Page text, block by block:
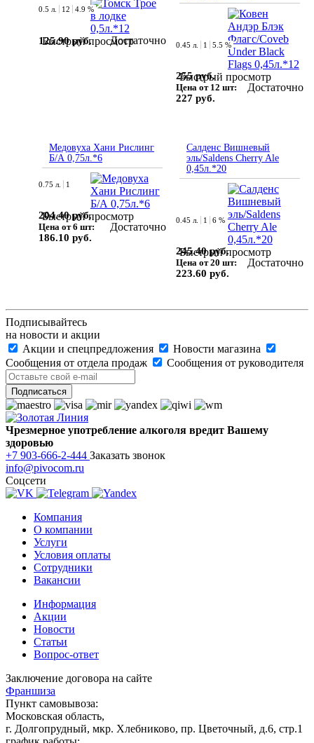
Быстрый просмотр
0.5 л. 12 4.9 %
125.90 руб. Достаточно
Быстрый просмотр
0.45 л. 1 5.5 %
255 руб.
Цена от 12 шт:
227 руб.
Достаточно
Медовуха Хани Рислинг
Б/А 0,75л.*6
Быстрый просмотр
0.75 л. 1
204.40 руб.
Цена от 6 шт:
186.10 руб.
Достаточно
Салденс Вишневый
эль/Saldens Cherry Ale
0,45л.*20
Быстрый просмотр
0.45 л. 1 6 %
245.40 руб.
Цена от 20 шт:
223.60 руб.
Достаточно
Подписывайтесь
на новости и акции
Акции и спецпредложения
Новости магазина
Сообщения от отдела продаж
Сообщения от руководителя
Чрезмерное употребление алкоголя вредит Вашему
здоровью
+7 903-666-2-444 Заказать звонок
info@pivocom.ru
Соцсети
Компания
О компании
Услуги
Условия оплаты
Сотрудники
Вакансии
Информация
Акции
Новости
Статьи
Вопрос-ответ
Заключение договора на сайте
Франшиза
Пункт самовывоза:
Московская область,
г. Долгопрудный, мкр. Хлебниково, пр. Цветочный, д.6, стр.1